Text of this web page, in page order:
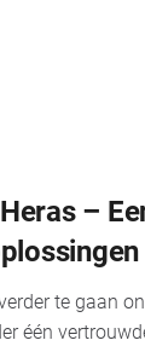
–
te gaan
één